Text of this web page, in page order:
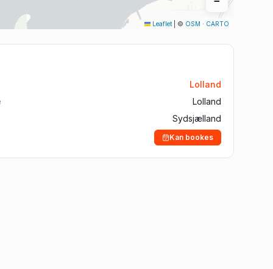
Aalborg
Vejle
Leaflet © OSM · CARTO
Lolland
Lolland
Sydsjælland
Kan bookes